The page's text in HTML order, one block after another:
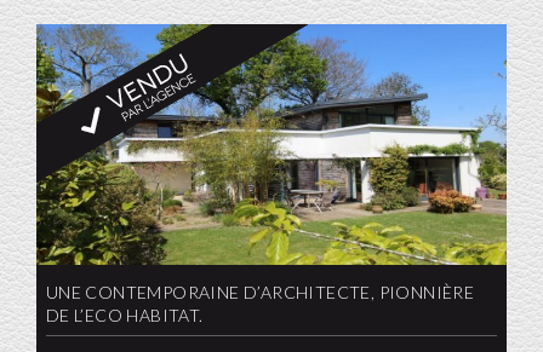
UNE CONTEMPORAINE D’ARCHITECTE, PIONNIÈRE
DE L’ECO HABITAT.